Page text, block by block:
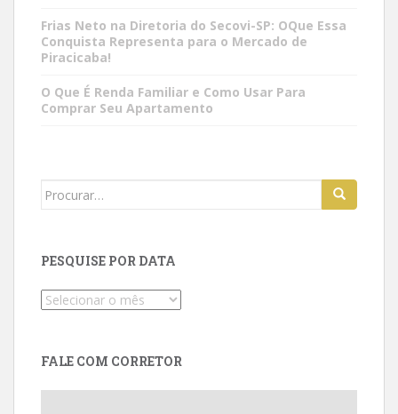
Frias Neto na Diretoria do Secovi-SP: OQue Essa
Conquista Representa para o Mercado de
Piracicaba!
O Que É Renda Familiar e Como Usar Para
Comprar Seu Apartamento
Search
PESQUISE POR DATA
Pesquise
FALE COM CORRETOR